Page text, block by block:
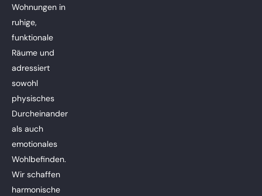
Wohnungen in
ruhige,
funktionale
Räume und
adressiert
sowohl
physisches
Durcheinander
als auch
emotionales
Wohlbefinden.
Wir schaffen
harmonische